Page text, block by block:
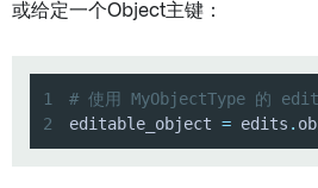
或给定一个Object主键：
1
# 使用 MyObjectType 的 edit
2
editable_object = edits .